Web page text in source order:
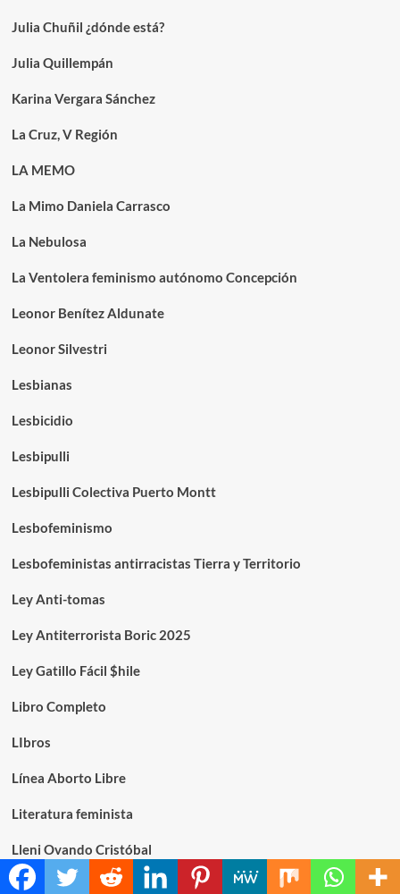
Julia Chuñil ¿dónde está?
Julia Quillempán
Karina Vergara Sánchez
La Cruz, V Región
LA MEMO
La Mimo Daniela Carrasco
La Nebulosa
La Ventolera feminismo autónomo Concepción
Leonor Benítez Aldunate
Leonor Silvestri
Lesbianas
Lesbicidio
Lesbipulli
Lesbipulli Colectiva Puerto Montt
Lesbofeminismo
Lesbofeministas antirracistas Tierra y Territorio
Ley Anti-tomas
Ley Antiterrorista Boric 2025
Ley Gatillo Fácil $hile
Libro Completo
LIbros
Línea Aborto Libre
Literatura feminista
Lleni Ovando Cristóbal
Los Andes